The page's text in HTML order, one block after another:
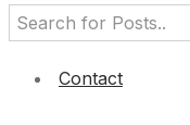
Contact